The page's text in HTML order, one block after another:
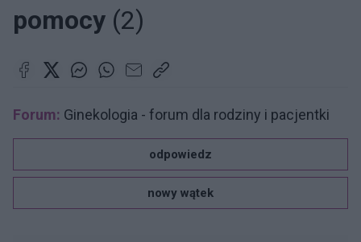
pomocy (2)
Forum: Ginekologia - forum dla rodziny i pacjentki
odpowiedz
nowy wątek